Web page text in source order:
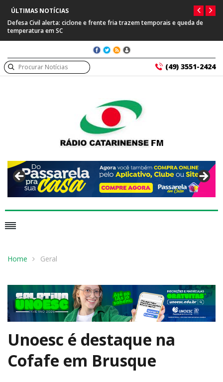
ÚLTIMAS NOTÍCIAS
de
Prefeitura de Capinzal se manifesta após prisão de farmacêutico
suspeito de tráfico internacional
(49) 3551-2424
Home Geral
Unoesc é destaque na
Cofafe em Brusque